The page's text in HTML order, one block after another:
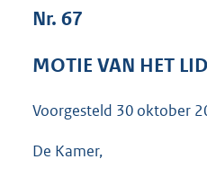
Nr. 67
MOTIE VAN HET
Voorgesteld 30 oktober
De Kamer,